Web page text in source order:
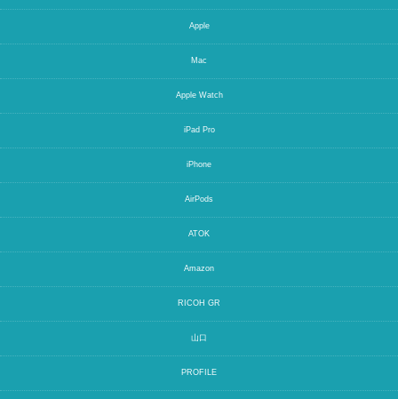
Apple
Mac
Apple Watch
iPad Pro
iPhone
AirPods
ATOK
Amazon
RICOH GR
山口
PROFILE